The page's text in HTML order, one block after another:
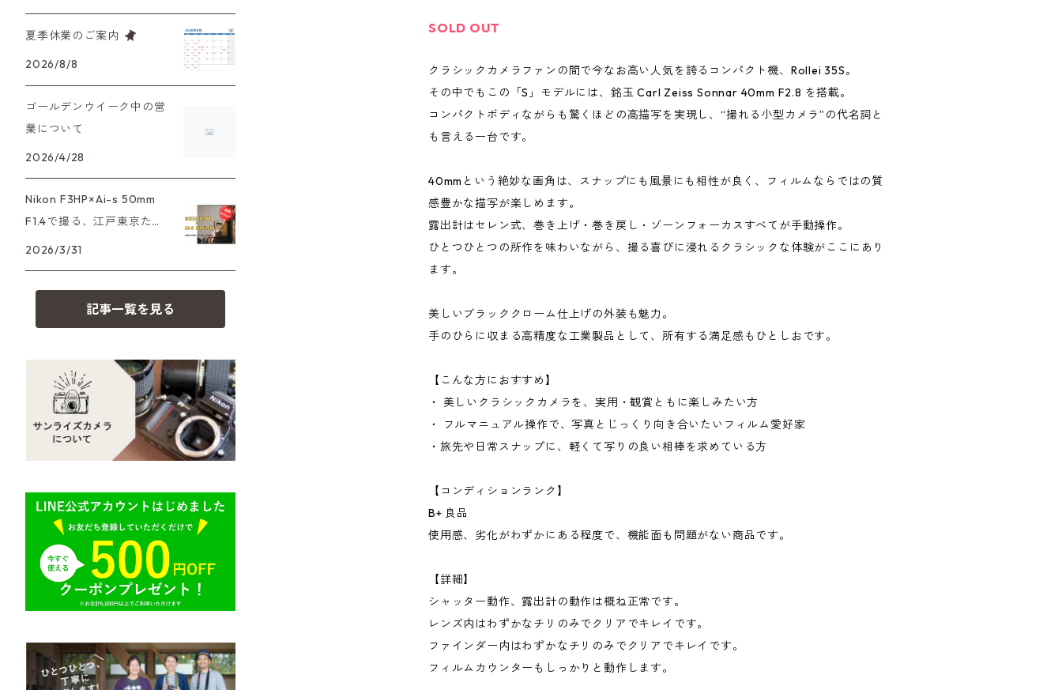
SOLD OUT
クラシックカメラファンの間で今なお高い人気を誇るコンパクト機、Rollei 35S。
その中でもこの「S」モデルには、銘玉 Carl Zeiss Sonnar 40mm F2.8 を搭載。
コンパクトボディながらも驚くほどの高描写を実現し、“撮れる小型カメラ”の代名詞と
も言える一台です。
40mmという絶妙な画角は、スナップにも風景にも相性が良く、フィルムならではの質
感豊かな描写が楽しめます。
露出計はセレン式、巻き上げ・巻き戻し・ゾーンフォーカスすべてが手動操作。
ひとつひとつの所作を味わいながら、撮る喜びに浸れるクラシックな体験がここにあり
ます。
美しいブラッククローム仕上げの外装も魅力。
手のひらに収まる高精度な工業製品として、所有する満足感もひとしおです。
【こんな方におすすめ】
・ 美しいクラシックカメラを、実用・観賞ともに楽しみたい方
・ フルマニュアル操作で、写真とじっくり向き合いたいフィルム愛好家
・旅先や日常スナップに、軽くて写りの良い相棒を求めている方
【コンディションランク】
B+ 良品
使用感、劣化がわずかにある程度で、機能面も問題がない商品です。
【詳細】
シャッター動作、露出計の動作は概ね正常です。
レンズ内はわずかなチリのみでクリアでキレイです。
ファインダー内はわずかなチリのみでクリアでキレイです。
フィルムカウンターもしっかりと動作します。
XAシリーズ
35DC、35SP
PEN F、FT
OM-1
HASSELBLAD（ハッセルブラッ
ド）
35シリーズ
RICOH（リコー）
YASHICA（ヤシカ）
Carl Zeiss（カールツァイス）
Mamiya（マミヤ）
Plaubel（プラウベル）
BRONICA（ブロニカ）
SONY（ソニー）
SIGMA（シグマ）
Tokina（トキナー）
レンズその他
EF（キヤノン）
A（ミノルタ（ソニー））
MD（ミノルタ）
K（ペンタックス）
M（ライカ）
R（ライカ）
AR（コニカ）
O（その他）
プレゼント、贈答用にも！
夏季休業のご案内
2026/8/8
ゴールデンウイーク中の営
業について
2026/4/28
Nikon F3HP×Ai-s 50mm
F1.4で撮る、江戸東京たて
もの園。ノスタルジーを切
2026/3/31
記事一覧を見る